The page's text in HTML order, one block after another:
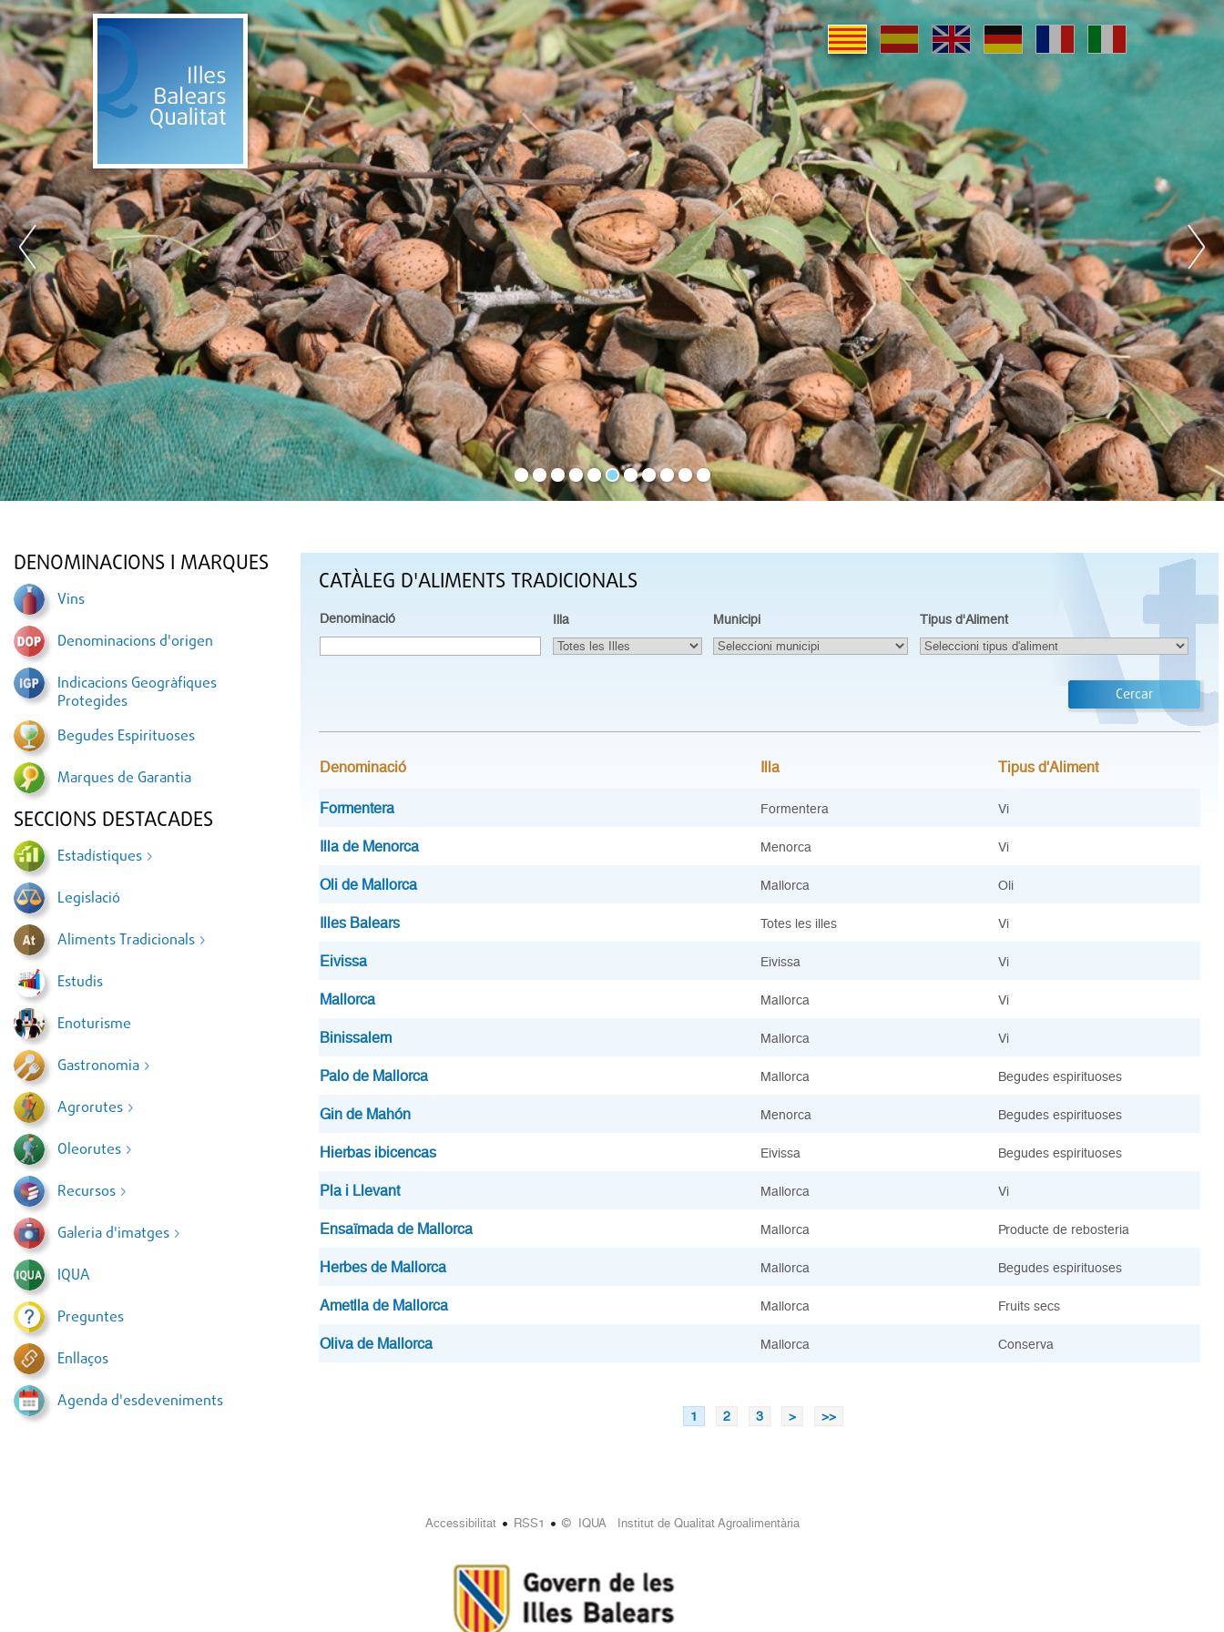
DENOMINACIONS I MARQUES
Vins
Denominacions d'origen
Indicacions Geogràfiques
Protegides
Begudes Espirituoses
Marques de Garantia
SECCIONS DESTACADES
Estadístiques
Legislació
Aliments Tradicionals
Estudis
Enoturisme
Gastronomia
Agrorutes
Oleorutes
Recursos
Galeria d'imatges
IQUA
Preguntes
Enllaços
Agenda d'esdeveniments
CATÀLEG D'ALIMENTS TRADICIONALS
Denominació Illa Municipi Tipus d'Aliment
Cercar
Denominació Illa Tipus d'Aliment
Formentera Formentera Vi
Illa de Menorca Menorca Vi
Oli de Mallorca Mallorca Oli
Illes Balears Totes les illes Vi
Eivissa Eivissa Vi
Mallorca Mallorca Vi
Binissalem Mallorca Vi
Palo de Mallorca Mallorca Begudes espirituoses
Gin de Mahón Menorca Begudes espirituoses
Hierbas ibicencas Eivissa Begudes espirituoses
Pla i Llevant Mallorca Vi
Ensaïmada de Mallorca Mallorca Producte de rebosteria
Herbes de Mallorca Mallorca Begudes espirituoses
Ametlla de Mallorca Mallorca Fruits secs
Oliva de Mallorca Mallorca Conserva
1 2 3 > >>
Accessibilitat• RSS1 • © IQUA Institut de Qualitat Agroalimentària